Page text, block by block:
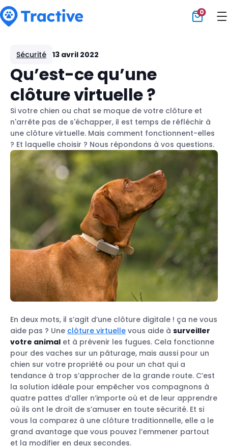
0
Sécurité 13 avril 2022
Qu’est-ce qu’une
clôture virtuelle ?
Si votre chien ou chat se moque de votre clôture et
n'arrête pas de s'échapper, il est temps de réfléchir à
une clôture virtuelle. Mais comment fonctionnent-elles
? Et laquelle choisir ? Nous répondons à vos questions.
En deux mots, il s’agit d’une clôture digitale ! ça ne vous
aide pas ? Une clôture virtuelle vous aide à surveiller
votre animal et à prévenir les fugues. Cela fonctionne
pour des vaches sur un pâturage, mais aussi pour un
chien sur votre propriété ou pour un chat qui a
tendance à trop s’approcher de la grande route. C’est
la solution idéale pour empêcher vos compagnons à
quatre pattes d’aller n’importe où et de leur apprendre
où ils ont le droit de s’amuser en toute sécurité. Et si
vous la comparez à une clôture traditionnelle, elle a le
grand avantage que vous pouvez l’emmener partout
et la modifier en deux secondes.